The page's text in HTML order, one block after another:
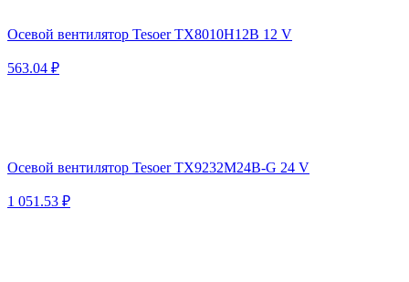
Осевой вентилятор Tesoer TX8010H12B 12 V
563.04 ₽
Осевой вентилятор Tesoer TX9232M24B-G 24 V
1 051.53 ₽